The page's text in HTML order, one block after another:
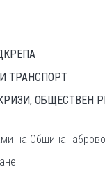
ТРАНСПОРТ
ОБЩЕСТВЕН
на Община Габрово